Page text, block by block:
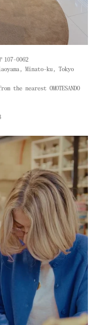
〒107-0062
Minato-ku, Tokyo
the nearest OMOTESANDO